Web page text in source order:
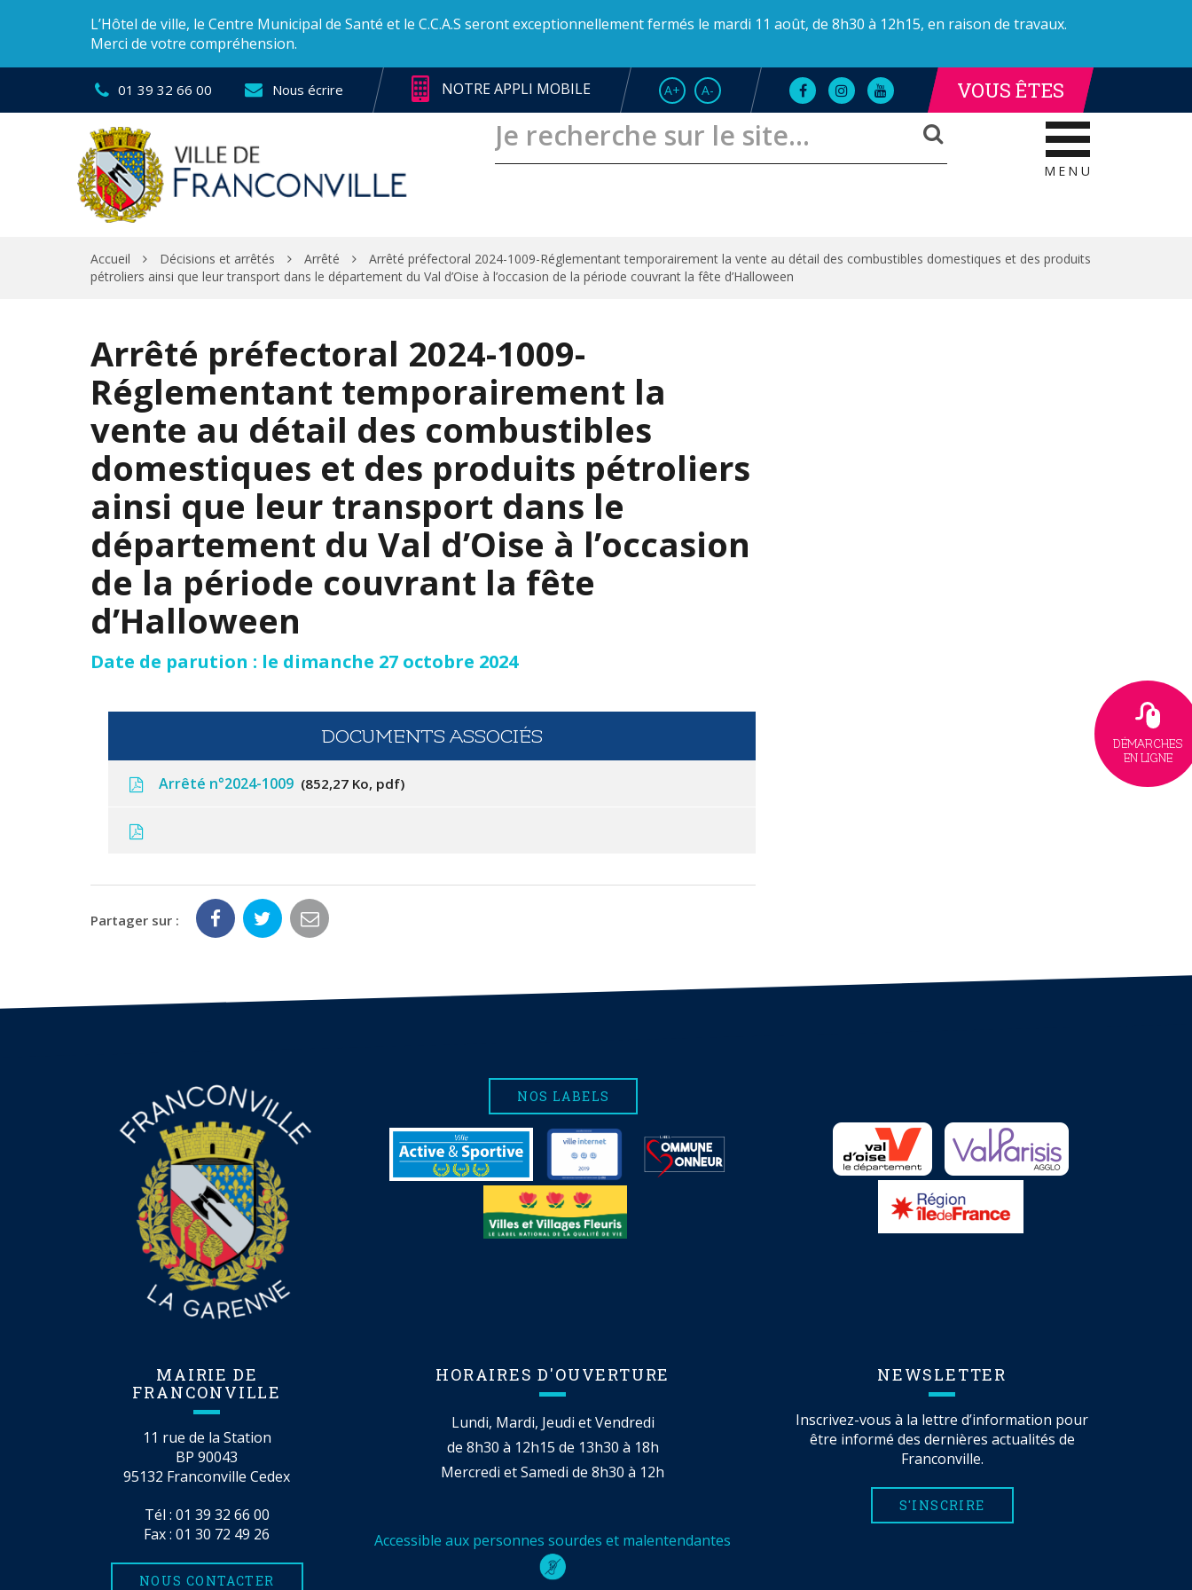
L’Hôtel de ville, le Centre Municipal de Santé et le C.C.A.S seront exceptionnellement fermés le mardi 11 août, de 8h30 à 12h15, en raison de travaux.
Merci de votre compréhension.
01 39 32 66 00 Nous écrire NOTRE APPLI MOBILE A+AUGMENTER LA TAILLE DE LA POLICE
A-RÉDUIRE LA TAILLE DE LA POLICE
Lien
vers
Facebook
Lien
vers
Instagram
Lien
vers
chaîne
Youtube
VOUS ÊTES
RECHERCHER
MENU
Accueil Décisions et arrêtés Arrêté
Arrêté préfectoral 2024-1009-Réglementant temporairement la vente au détail des combustibles domestiques et des produits
pétroliers ainsi que leur transport dans le département du Val d’Oise à l’occasion de la période couvrant la fête d’Halloween
Arrêté préfectoral 2024-1009-
Réglementant temporairement la
vente au détail des combustibles
domestiques et des produits pétroliers
ainsi que leur transport dans le
département du Val d’Oise à l’occasion
de la période couvrant la fête
d’Halloween
Date de parution : le dimanche 27 octobre 2024
DOCUMENTS ASSOCIÉS
Arrêté n°2024-1009 852,27 Ko, pdf
Partager sur :
NOS LABELS
MAIRIE DE
FRANCONVILLE
11 rue de la Station
BP 90043
95132 Franconville Cedex
Tél : 01 39 32 66 00
Fax : 01 30 72 49 26
NOUS CONTACTER
HORAIRES D'OUVERTURE
Lundi, Mardi, Jeudi et Vendredi
de 8h30 à 12h15 de 13h30 à 18h
Mercredi et Samedi de 8h30 à 12h
Accessible aux personnes sourdes et malentendantes
NEWSLETTER
Inscrivez-vous à la lettre d’information pour
être informé des dernières actualités de
Franconville.
S'INSCRIRE
DÉMARCHES
EN LIGNE